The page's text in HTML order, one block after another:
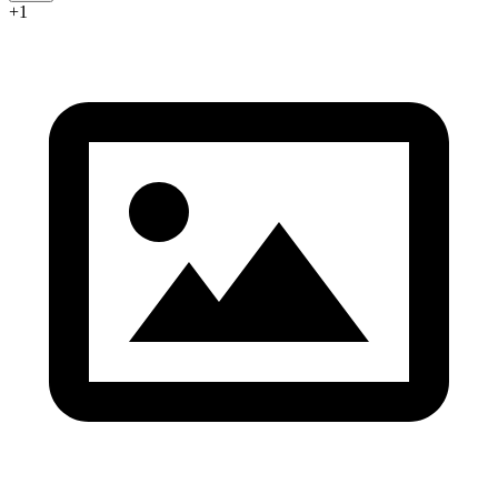
+1